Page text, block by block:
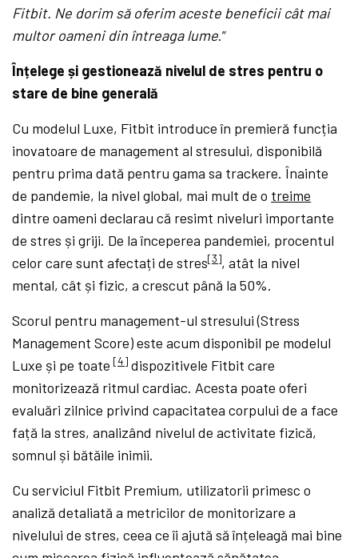
Fitbit. Ne dorim să oferim aceste beneficii cât mai
multor oameni din întreaga lume.”
Înțelege și gestionează nivelul de stres pentru o
stare de bine generală
Cu modelul Luxe, Fitbit introduce în premieră funcția
inovatoare de management al stresului, disponibilă
pentru prima dată pentru gama sa trackere. Înainte
de pandemie, la nivel global, mai mult de o treime
dintre oameni declarau că resimt niveluri importante
de stres și griji. De la începerea pandemiei, procentul
celor care sunt afectați de stres[3], atât la nivel
mental, cât și fizic, a crescut până la 50%.
Scorul pentru management-ul stresului (Stress
Management Score) este acum disponibil pe modelul
Luxe și pe toate[4] dispozitivele Fitbit care
monitorizează ritmul cardiac. Acesta poate oferi
evaluări zilnice privind capacitatea corpului de a face
față la stres, analizând nivelul de activitate fizică,
somnul și bătăile inimii.
Cu serviciul Fitbit Premium, utilizatorii primesc o
analiză detaliată a metricilor de monitorizare a
nivelului de stres, ceea ce îi ajută să înțeleagă mai bine